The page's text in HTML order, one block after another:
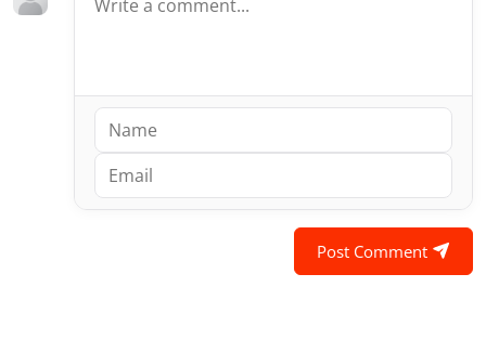
Post Comment